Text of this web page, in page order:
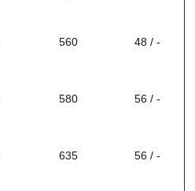
560 48 / -
580 56 / -
635 56 / -